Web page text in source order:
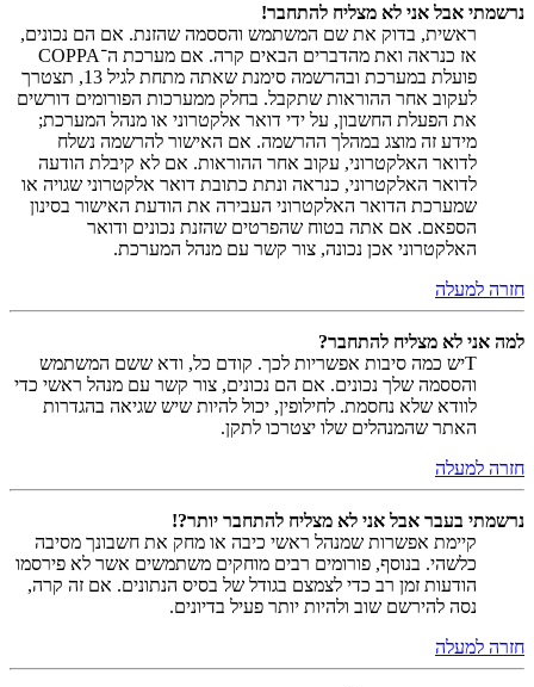
נרשמתי אבל אני לא מצליח להתחבר!
ראשית, בדוק את שם המשתמש והססמה שהזנת. אם הם נכונים,
אז כנראה ואת מהדברים הבאים קרה. אם מערכת ה־COPPA
פועלת במערכת ובהרשמה סימנת שאתה מתחת לגיל 13, תצטרך
לעקוב אחר ההוראות שתקבל. בחלק ממערכות הפורומים דורשים
את הפעלת החשבון, על ידי דואר אלקטרוני או מנהל המערכת;
מידע זה מוצג במהלך ההרשמה. אם האישור להרשמה נשלח
לדואר האלקטרוני, עקוב אחר ההוראות. אם לא קיבלת הודעה
לדואר האלקטרוני, כנראה ונתת כתובת דואר אלקטרוני שגויה או
שמערכת הדואר האלקטרוני העבירה את הודעת האישור בסינון
הספאם. אם אתה בטוח שהפרטים שהזנת נכונים ודואר
האלקטרוני אכן נכונה, צור קשר עם מנהל המערכת.
חזרה למעלה
למה אני לא מצליח להתחבר?
Tיש כמה סיבות אפשריות לכך. קודם כל, ודא ששם המשתמש
והססמה שלך נכונים. אם הם נכונים, צור קשר עם מנהל ראשי כדי
לוודא שלא נחסמת. לחילופין, יכול להיות שיש שגיאה בהגדרות
האתר שהמנהלים שלו יצטרכו לתקן.
חזרה למעלה
נרשמתי בעבר אבל אני לא מצליח להתחבר יותר?!
קיימת אפשרות שמנהל ראשי כיבה או מחק את חשבונך מסיבה
כלשהי. בנוסף, פורומים רבים מוחקים משתמשים אשר לא פירסמו
הודעות זמן רב כדי לצמצם בגודל של בסיס הנתונים. אם זה קרה,
נסה להירשם שוב ולהיות יותר פעיל בדיונים.
חזרה למעלה